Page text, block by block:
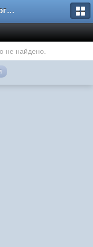
Форум игрового проекта Riverrise
не найдено.